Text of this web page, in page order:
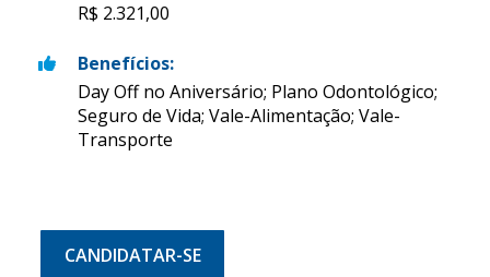
R$ 2.321,00
Benefícios:
Day Off no Aniversário; Plano Odontológico;
Seguro de Vida; Vale-Alimentação; Vale-
Transporte
CANDIDATAR-SE